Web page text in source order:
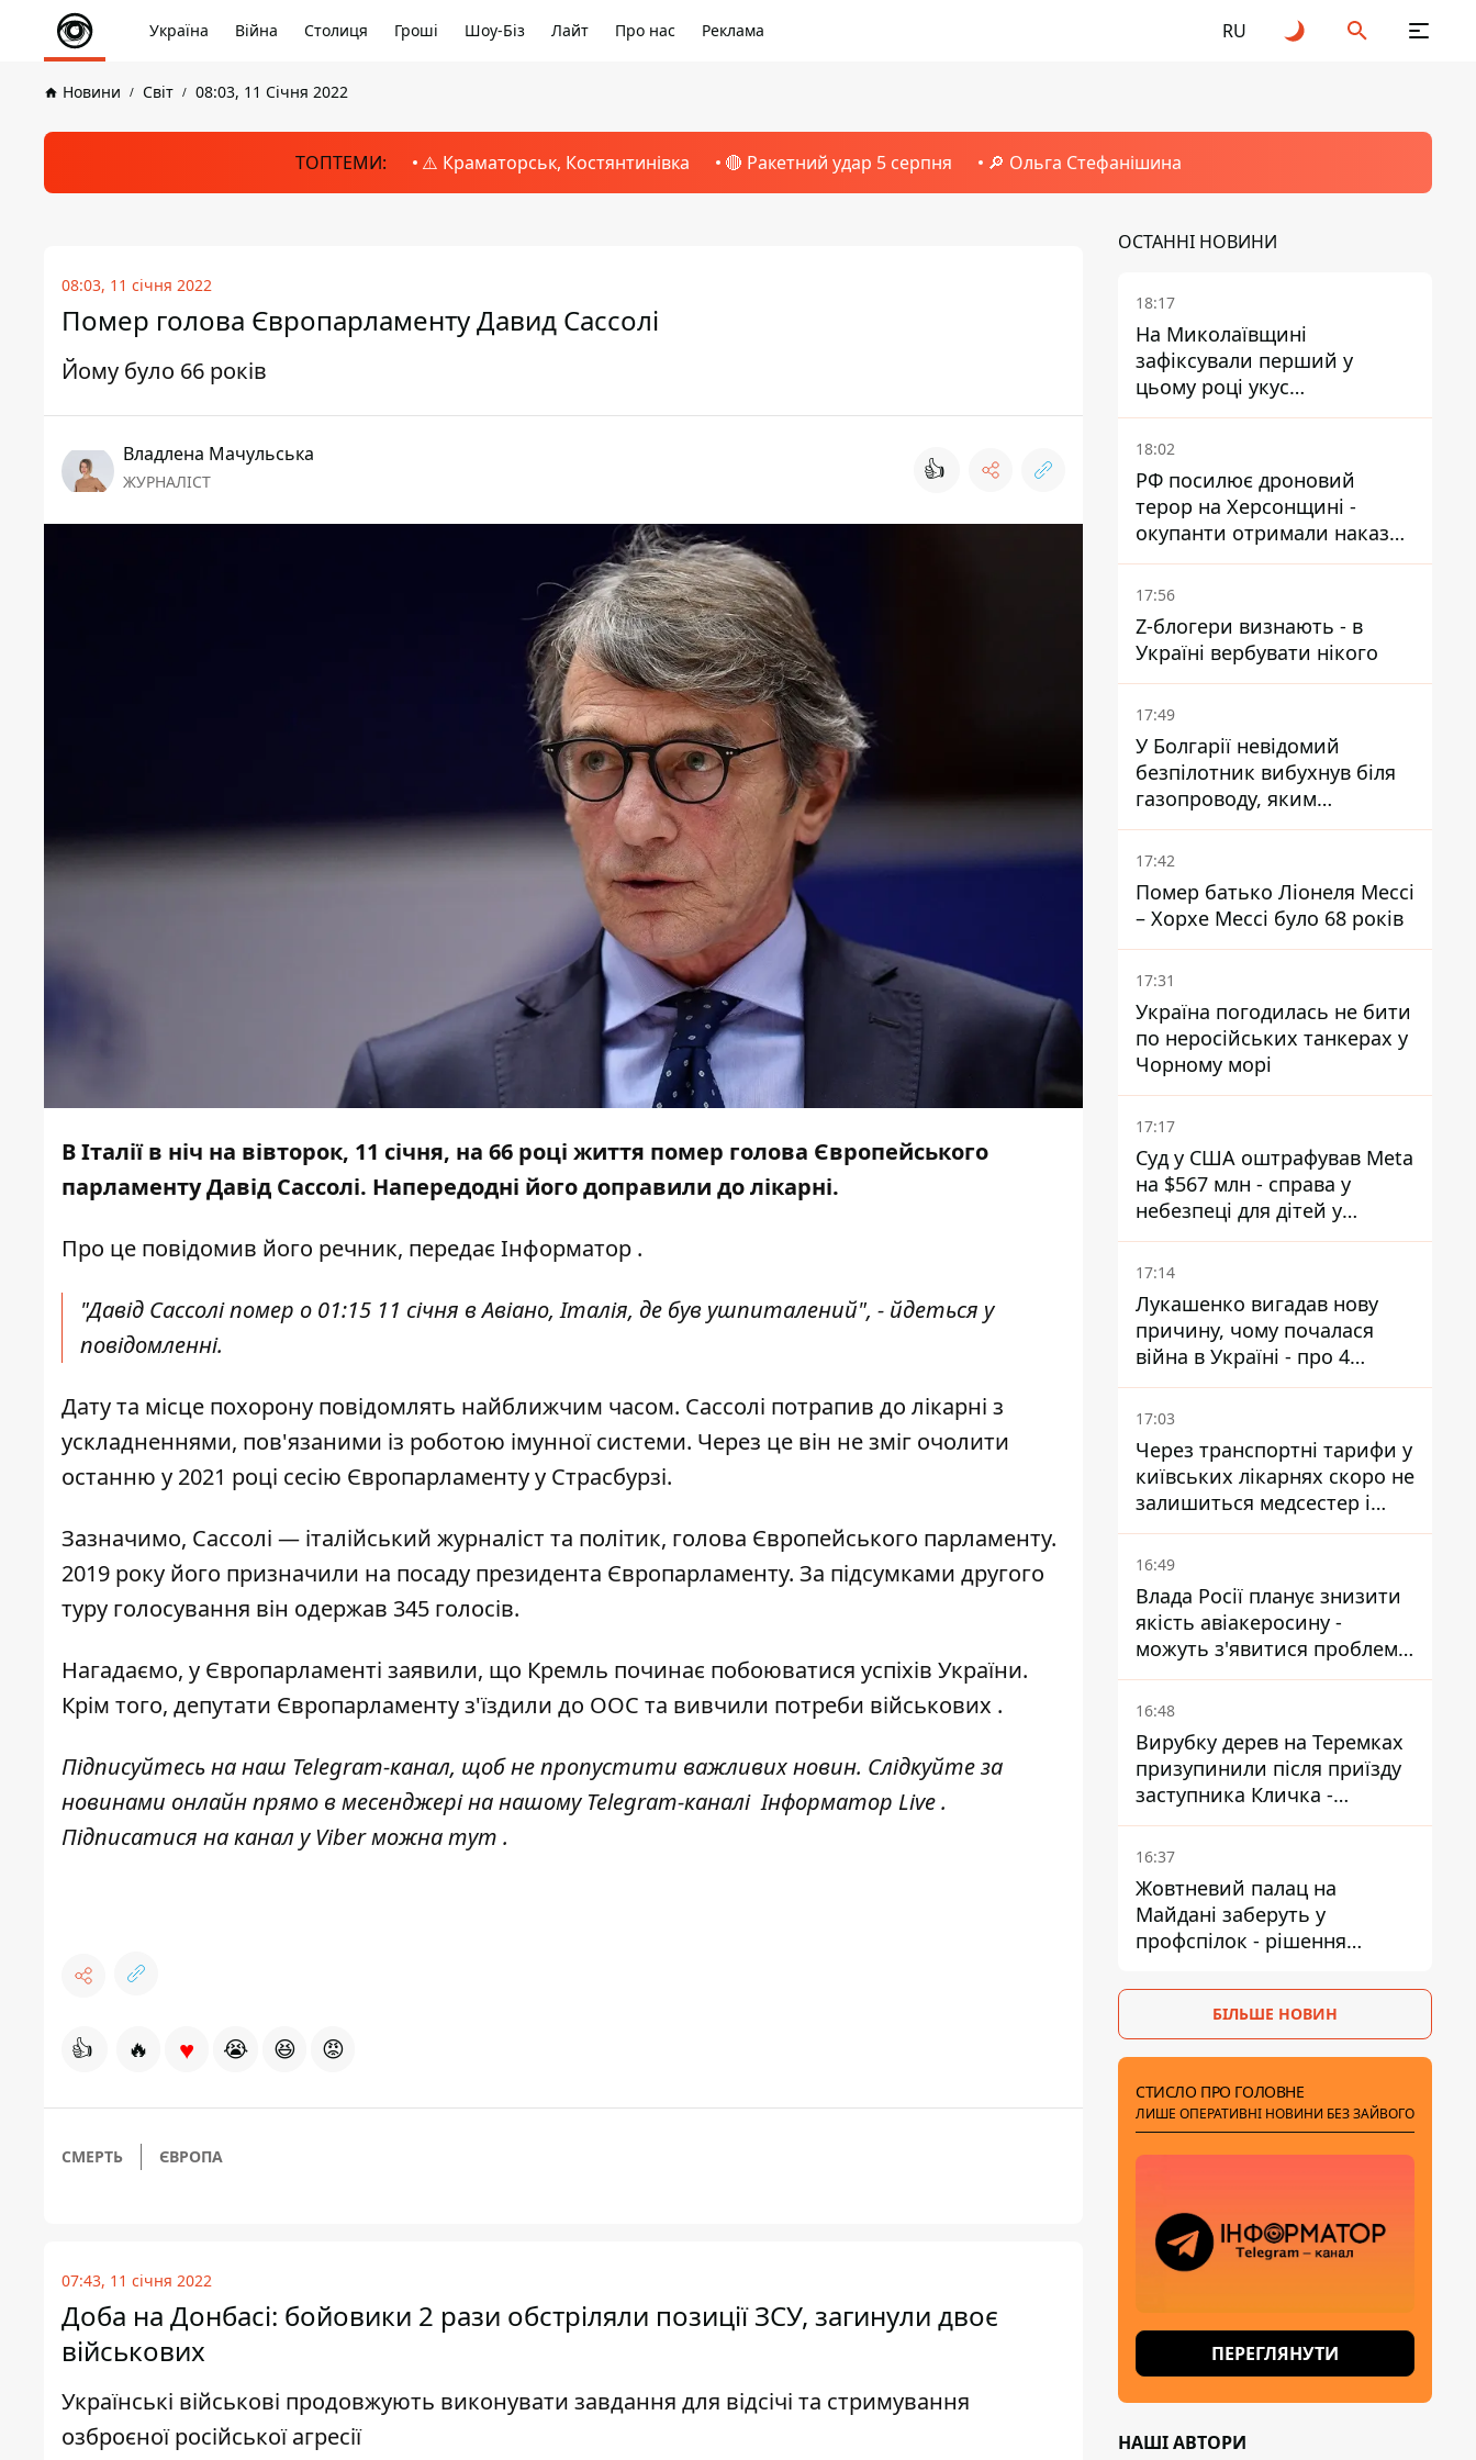
Україна Війна Столиця Гроші Шоу-Біз Лайт Про нас Реклама RU
Новини Світ 08:03, 11 Січня 2022
ТОПТЕМИ: ⚠️ Краматорськ, Костянтинівка 🔴 Ракетний удар 5 серпня 🔎 Ольга Стефанішина
08:03, 11 січня 2022
Помер голова Європарламенту Давид Сассолі
Йому було 66 років
Владлена Мачульська
ЖУРНАЛІСТ 👍
В Італії в ніч на вівторок, 11 січня, на 66 році життя помер голова Європейського
парламенту Давід Сассолі. Напередодні його доправили до лікарні.
Про це повідомив його речник, передає Інформатор .
"Давід Сассолі помер о 01:15 11 січня в Авіано, Італія, де був ушпиталений", - йдеться у
повідомленні.
Дату та місце похорону повідомлять найближчим часом. Сассолі потрапив до лікарні з
ускладненнями, пов'язаними із роботою імунної системи. Через це він не зміг очолити
останню у 2021 році сесію Європарламенту у Страсбурзі.
Зазначимо, Сассолі — італійський журналіст та політик, голова Європейського парламенту.
2019 року його призначили на посаду президента Європарламенту. За підсумками другого
туру голосування він одержав 345 голосів.
Нагадаємо, у Європарламенті заявили, що Кремль починає побоюватися успіхів України.
Крім того, депутати Європарламентуз'їздили до ООС та вивчили потреби військових .
Підписуйтесь на наш Telegram-канал, щоб не пропустити важливих новин. Слідкуйте за
новинами онлайн прямо в месенджері на нашому Telegram-каналіІнформатор Live.
Підписатися на канал у Viber можнатут .
👍 🔥 ♥ 😭 😆 😡
СМЕРТЬ ЄВРОПА
07:43, 11 січня 2022
Доба на Донбасі: бойовики 2 рази обстріляли позиції ЗСУ, загинули двоє
військових
Українські військові продовжують виконувати завдання для відсічі та стримування
озброєної російської агресії
ОСТАННІ НОВИНИ
18:17
На Миколаївщині
зафіксували перший у
цьому році укус
небезпечного каракурта
18:02
РФ посилює дроновий
терор на Херсонщині -
окупанти отримали наказ
вільно полювати на автівки
17:56
Z-блогери визнають - в
Україні вербувати нікого
17:49
У Болгарії невідомий
безпілотник вибухнув біля
газопроводу, яким
постачають газ до України
17:42
Помер батько Ліонеля Мессі
– Хорхе Мессі було 68 років
17:31
Україна погодилась не бити
по неросійських танкерах у
Чорному морі
17:17
Суд у США оштрафував Meta
на $567 млн - справа у
небезпеці для дітей у
соцмережах
17:14
Лукашенко вигадав нову
причину, чому почалася
війна в Україні - про 4
позиції не йдеться
17:03
Через транспортні тарифи у
київських лікарнях скоро не
залишиться медсестер і
санітарок - професор
Голубовська
16:49
Влада Росії планує знизити
якість авіакеросину -
можуть з'явитися проблеми
з літаками до Якутії
16:48
Вирубку дерев на Теремках
призупинили після приїзду
заступника Кличка -
почався діалог
16:37
Жовтневий палац на
Майдані заберуть у
профспілок - рішення
БІЛЬШЕ НОВИН
СТИСЛО ПРО ГОЛОВНЕ
ЛИШЕ ОПЕРАТИВНІ НОВИНИ БЕЗ ЗАЙВОГО
ПЕРЕГЛЯНУТИ
НАШІ АВТОРИ